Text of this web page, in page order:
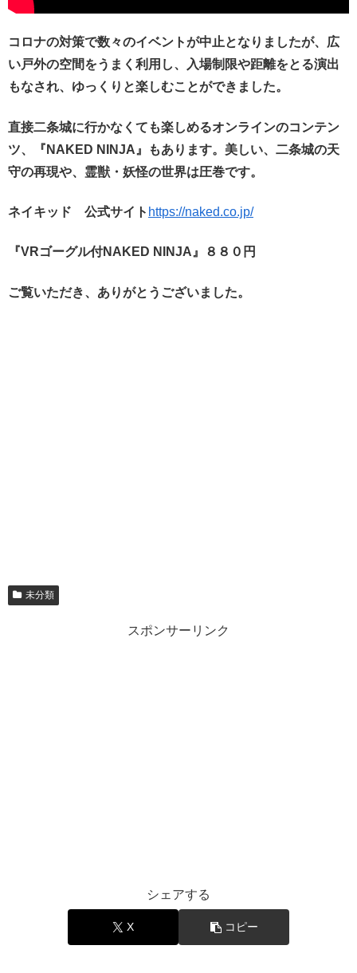
コロナの対策で数々のイベントが中止となりましたが、広
い戸外の空間をうまく利用し、入場制限や距離をとる演出
もなされ、ゆっくりと楽しむことができました。
直接二条城に行かなくても楽しめるオンラインのコンテン
ツ、『NAKED NINJA』もあります。美しい、二条城の天
守の再現や、霊獣・妖怪の世界は圧巻です。
ネイキッド 公式サイト https://naked.co.jp/
『VRゴーグル付NAKED NINJA』８８０円
ご覧いただき、ありがとうございました。
未分類
スポンサーリンク
シェアする
X コピー